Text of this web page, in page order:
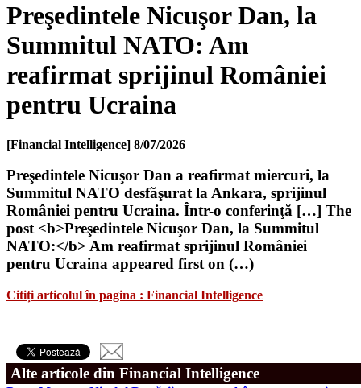
Preşedintele Nicuşor Dan, la
Summitul NATO: Am
reafirmat sprijinul României
pentru Ucraina
[Financial Intelligence] 8/07/2026
Preşedintele Nicuşor Dan a reafirmat miercuri, la
Summitul NATO desfăşurat la Ankara, sprijinul
României pentru Ucraina. Într-o conferinţă […] The
post <b>Preşedintele Nicuşor Dan, la Summitul
NATO:</b> Am reafirmat sprijinul României
pentru Ucraina appeared first on (…)
Citiți articolul în pagina : Financial Intelligence
Alte articole din Financial Intelligence